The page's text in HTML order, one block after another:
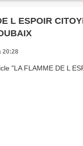
L ESPOIR
20:28